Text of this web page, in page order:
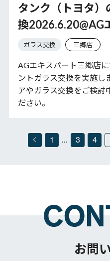
タンク（トヨタ）
換2026.6.20@AG
ガラス交換 三郷店
AGエキスパート三郷店
ントガラス交換を実施し
アやガラス交換をご検討
ださい。
1 3 4
お問